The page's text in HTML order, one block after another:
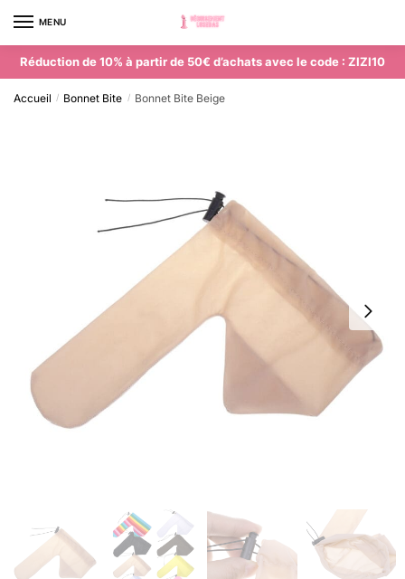
MENU
Réduction de 10% à partir de 50€ d’achats avec le code : ZIZI10
Accueil / Bonnet Bite / Bonnet Bite Beige